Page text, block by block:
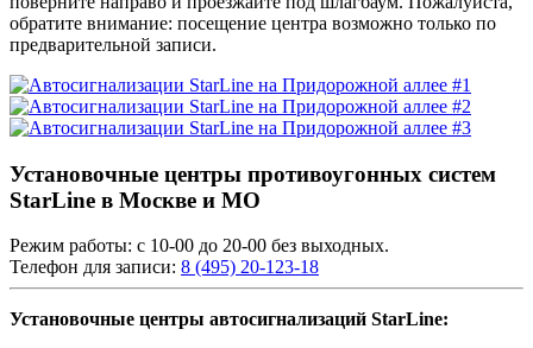
обратите внимание: посещение центра возможно только по
предварительной записи.
Установочные центры противоугонных систем
StarLine в Москве и МО
Режим работы: с 10-00 до 20-00 без выходных.
Телефон для записи: 8 (495) 20-123-18
Установочные центры автосигнализаций StarLine: